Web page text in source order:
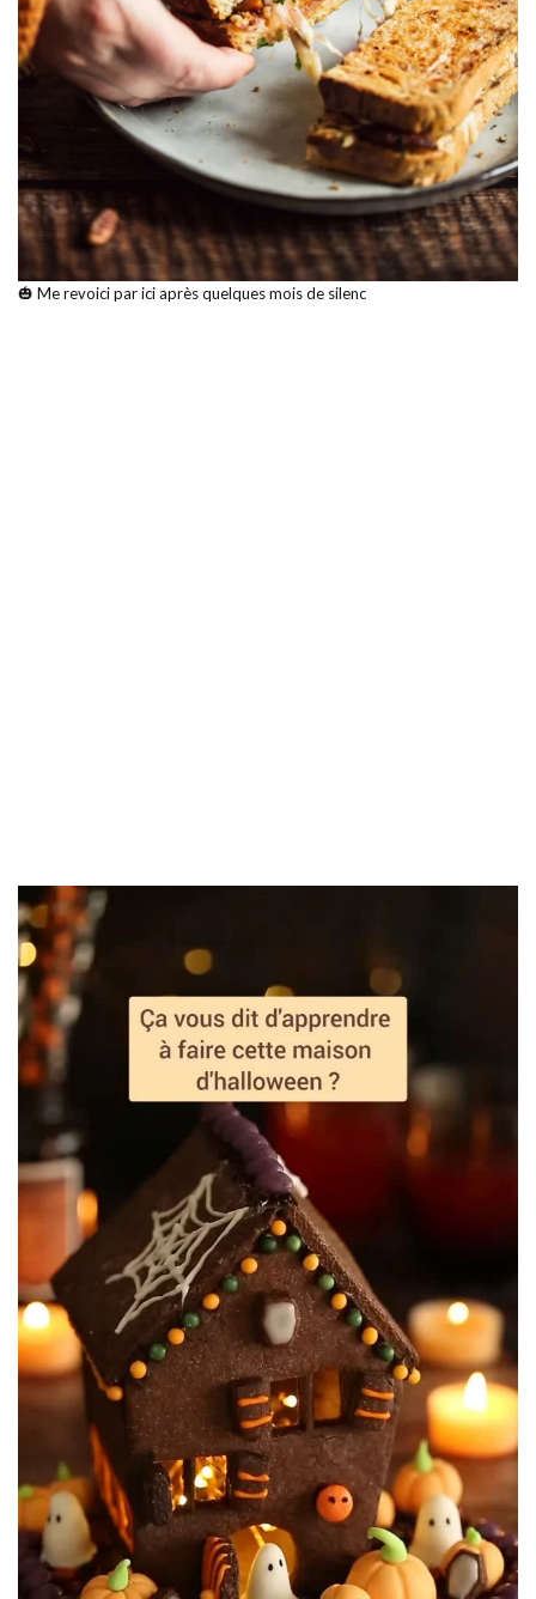
🎃 Me revoici par ici après quelques mois de silenc